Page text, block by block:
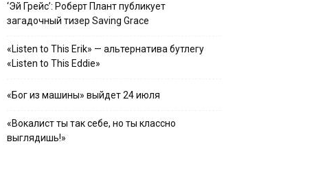
‘Эй Грейс’: Роберт Плант публикует
загадочный тизер Saving Grace
«Listen to This Erik» — альтернатива бутлегу
«Listen to This Eddie»
«Бог из машины» выйдет 24 июля
«Вокалист ты так себе, но ты классно
выглядишь!»